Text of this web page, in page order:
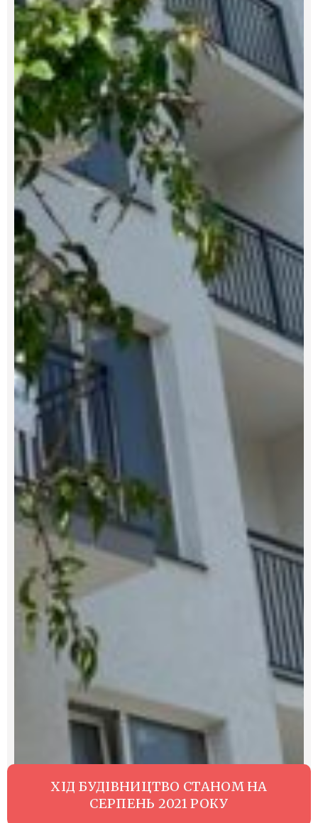
ХІД БУДІВНИЦТВО СТАНОМ НА
СЕРПЕНЬ 2021 РОКУ